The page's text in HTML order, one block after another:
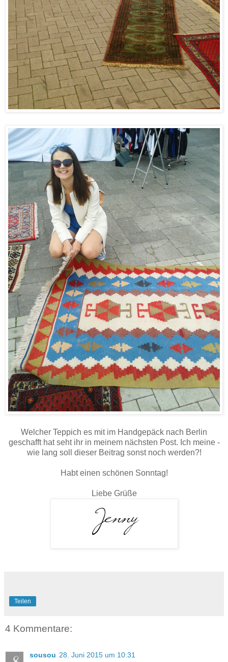
Welcher Teppich es mit im Handgepäck nach Berlin
geschafft hat seht ihr in meinem nächsten Post. Ich meine -
wie lang soll dieser Beitrag sonst noch werden?!
Habt einen schönen Sonntag!
Liebe Grüße
Teilen
4 Kommentare:
sousou 28. Juni 2015 um 10:31